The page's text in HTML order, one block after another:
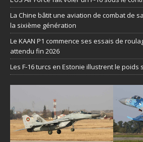
La Chine bâtit une aviation de combat de
la sixième génération
Le KAAN P1 commence ses essais de
attendu fin 2026
Les F-16 turcs en Estonie illustrent le poids